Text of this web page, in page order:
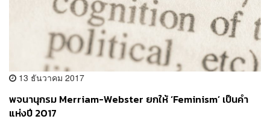
13 ธันวาคม 2017
พจนานุกรม Merriam-Webster ยกให้ ‘Feminism’ เป็นคำ
แห่งปี 2017